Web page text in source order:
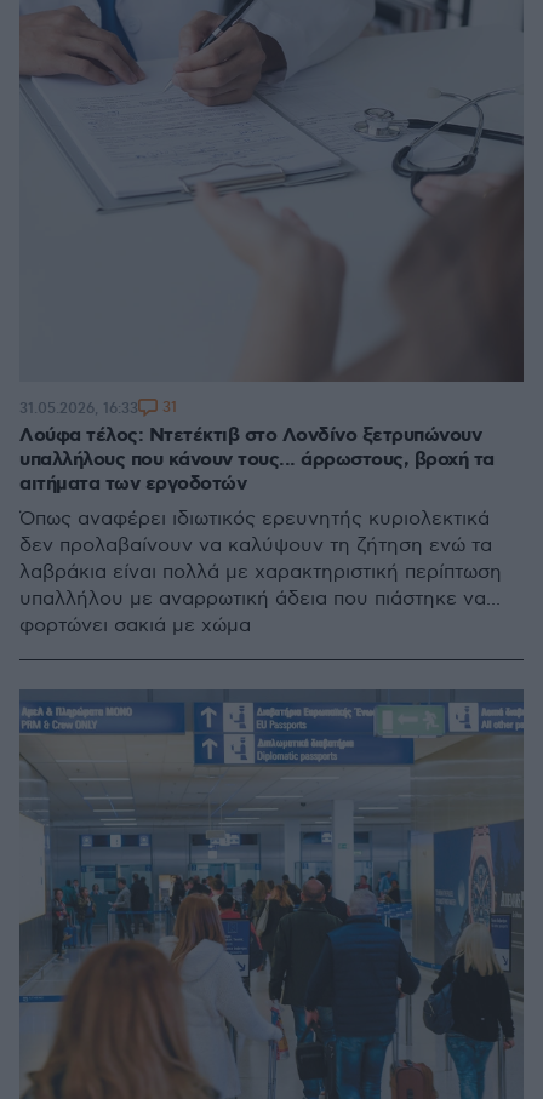
Λούφα τέλος: Ντετέκτιβ στο Λονδίνο ξετρυπώνουν
υπαλλήλους που κάνουν τους... άρρωστους, βροχή τα
αιτήματα των εργοδοτών
Όπως αναφέρει ιδιωτικός ερευνητής κυριολεκτικά
δεν προλαβαίνουν να καλύψουν τη ζήτηση ενώ τα
λαβράκια είναι πολλά με χαρακτηριστική περίπτωση
υπαλλήλου με αναρρωτική άδεια που πιάστηκε να...
φορτώνει σακιά με χώμα
31.05.2026, 16:33 31